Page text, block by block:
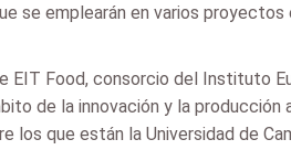
se emplearán en varios
EIT Food, consorcio del Instituto
de la innovación y la
que están la Universidad de